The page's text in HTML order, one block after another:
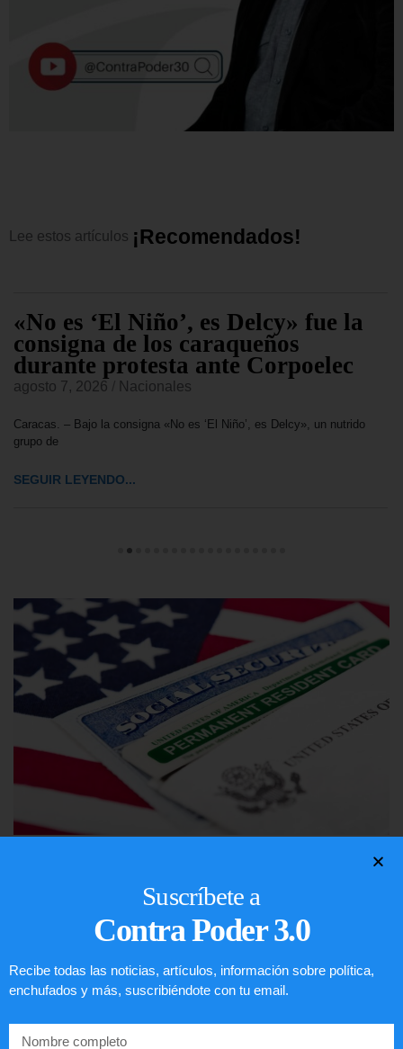
Lee estos artículos ¡Recomend ad os!
«No es ‘El Niño’, es Delcy» fue la
consigna de los caraqueños
durante protesta ante Corpoelec
agosto 7, 2026 Nacionales
Caracas. – Bajo la consigna «No es ‘El Niño’, es Delcy», un nutrido
grupo de
SEGUIR LEYENDO...
Suscríbete a
Contra Poder 3.0
Recibe todas las noticias, artículos, información sobre política,
enchufados y más, suscribiéndote con tu email.